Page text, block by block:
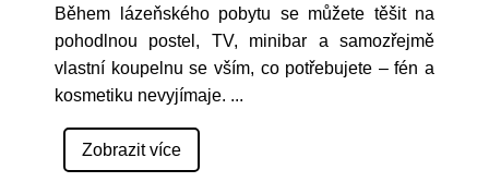
Během lázeňského pobytu se můžete těšit na
pohodlnou postel, TV, minibar a samozřejmě
vlastní koupelnu se vším, co potřebujete – fén a
kosmetiku nevyjímaje. ...
Zobrazit více